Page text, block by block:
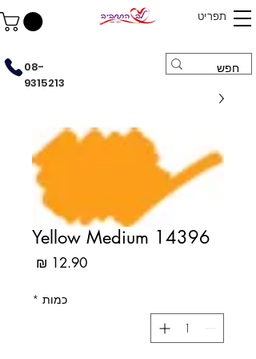
תפריט
08-
9315213
14396 Yellow Medium
כמות *